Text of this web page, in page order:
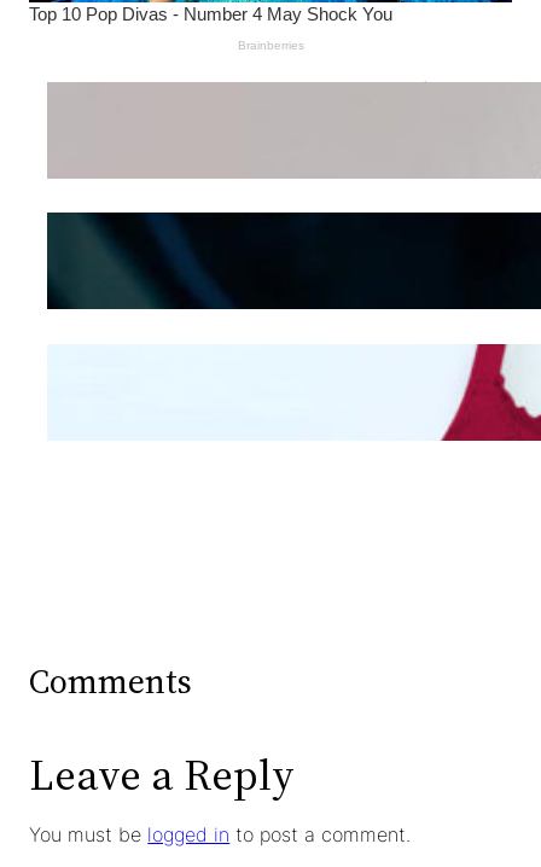
Wanita Pamer Pakaian
Kepribadian
Mengintip Kepribadian
Wanita Dari Warna Bra
Comments
Leave a Reply
You must be logged in to post a comment.